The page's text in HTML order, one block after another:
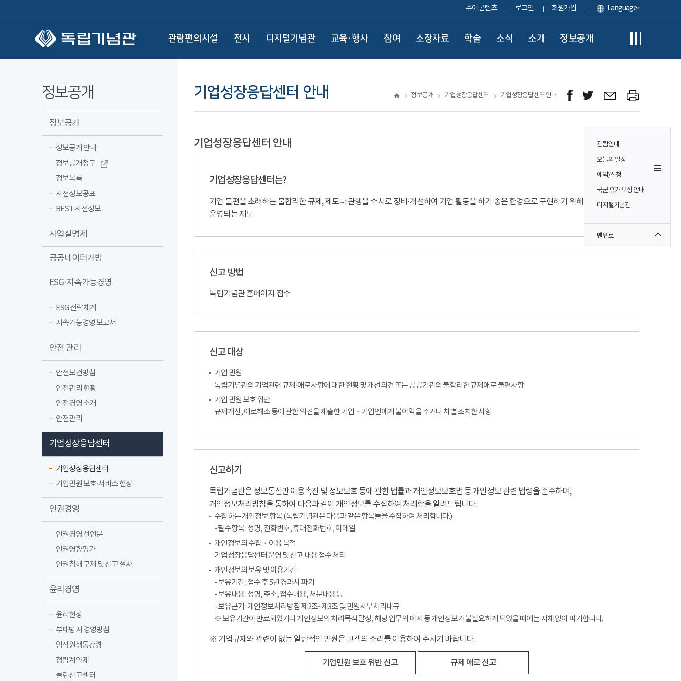
수어 콘텐츠 로그인 회원가입 Language
관람편의시설 전시 디지털기념관 교육·행사 참여 소장자료 학술 소식 소개 정보공개
관람안내
오늘의 일정
예약/신청
국군 휴가 보상 안내
디지털기념관
맨위로
정보공개
정보공개
정보공개 안내
정보공개청구
정보목록
사전정보공표
BEST 사전정보
사업실명제
공공데이터개방
ESG·지속가능경영
ESG 전략체계
지속가능경영 보고서
안전 관리
안전보건방침
안전관리 현황
안전경영 소개
안전관리
기업성장응답센터
기업성장응답센터
기업민원 보호·서비스 헌장
인권경영
인권경영 선언문
인권영향평가
인권침해 구제 및 신고 절차
윤리경영
윤리헌장
부패방지 경영방침
임직원행동강령
청렴계약제
클린신고센터
기업성장응답센터 안내 정보공개 기업성장응답센터 기업성장응답센터 안내
기업성장응답센터 안내
기업성장응답센터는?
기업 불편을 초래하는 불합리한 규제, 제도나 관행을 수시로 정비·개선하여 기업 활동을 하기 좋은 환경으로 구현하기 위해 설치·
운영되는 제도
신고 방법
독립기념관 홈페이지 접수
신고 대상
기업 민원
독립기념관의 기업관련 규제·애로사항에 대한 현황 및 개선의견 또는 공공기관의 불합리한 규제애로 불편사항
기업 민원 보호 위반
규제개선, 애로해소 등에 관한 의견을 제출한 기업・기업인에게 불이익을 주거나 차별 조치한 사항
신고하기
독립기념관은 정보통신만 이용촉진 및 정보보호 등에 관한 법률과 개인정보보호법 등 개인정보 관련 법령을 준수하며,
개인정보처리방침을 통하여 다음과 같이 개인정보를 수집하여 처리함을 알려드립니다.
수집하는 개인정보 항목 (독립기념관은 다음과 같은 항목들을 수집하여 처리합니다.)
- 필수항목 : 성명, 전화번호, 휴대전화번호, 이메일
개인정보의 수집・이용 목적
기업성장응답센터 운영 및 신고 내용 접수 처리
개인정보의 보유 및 이용기간
- 보유기간 : 접수 후 5년 경과시 파기
- 보유내용 : 성명, 주소, 접수내용, 처분내용 등
- 보유근거 : 개인정보처리방침 제2조~제3조 및 민원사무처리내규
※ 보유기간이 만료되었거나 개인정보의 처리목적 달성, 해당 업무의 폐지 등 개인정보가 불필요하게 되었을 때에는 지체 없이 파기합니다.
※ 기업규제와 관련이 없는 일반적인 민원은 고객의 소리를 이용하여 주시기 바랍니다.
기업민원 보호 위반 신고 규제 애로 신고